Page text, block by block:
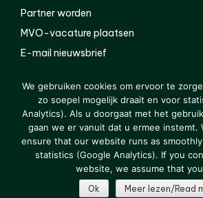
Partner worden
MVO-vacature plaatsen
E-mail nieuwsbrief
© 2000-2026 Van der Molen EIS
Privacy
We gebruiken cookies om ervoor te
zo soepel mogelijk draait en voor
Analytics). Als u doorgaat met het
gaan we er vanuit dat u ermee instemt.
ensure that our website runs as
statistics (Google Analytics). If you
website, we assume that
Ok Meer lezen/Read